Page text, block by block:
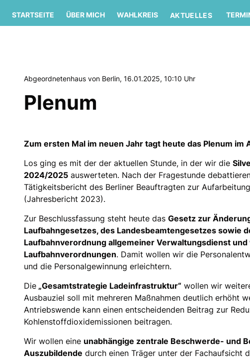
STARTSEITE ÜBER MICH WAHLKREIS AKTUELLES
Abgeordnetenhaus von Berlin, 16.01.2025, 10:10 Uhr
Plenum
Zum ersten Mal im neuen Jahr tagt heute das Plenum im
Los ging es mit der der aktuellen Stunde, in der wir die
2024/2025 auswerteten. Nach der Fragestunde
Tätigkeitsbericht des Berliner Beauftragten zur
(Jahresbericht 2023).
Zur Beschlussfassung steht heute das Gesetz zur
Laufbahngesetzes, des Landesbeamtengesetzes sowie
Laufbahnverordnung allgemeiner Verwaltungsdienst
Laufbahnverordnungen. Damit wollen wir die
und die Personalgewinnung erleichtern.
Die Gesamtstrategie Ladeinfrastruktur“ wollen wir
Ausbauziel soll mit mehreren Maßnahmen deutlich erhöht
Antriebswende kann einen entscheidenden Beitrag zur
Kohlenstoffdioxidemissionen beitragen.
Wir wollen eine unabhängige zentrale Beschwerde- und
Auszubildende durch einen Träger unter der Fachaufsicht